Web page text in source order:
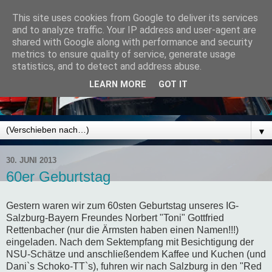
▼
30. JUNI 2013
60er Geburtstag
Gestern waren wir zum 60sten Geburtstag unseres IG-
Salzburg-Bayern Freundes Norbert "Toni" Gottfried
Rettenbacher (nur die Ärmsten haben einen Namen!!!)
eingeladen. Nach dem Sektempfang mit Besichtigung der
NSU-Schätze und anschließendem Kaffee und Kuchen (und
Dani`s Schoko-TT`s), fuhren wir nach Salzburg in den "Red
This site uses cookies from Google to deliver its services
and to analyze traffic. Your IP address and user-agent are
shared with Google along with performance and security
metrics to ensure quality of service, generate usage
statistics, and to detect and address abuse.
LEARN MORE GOT IT